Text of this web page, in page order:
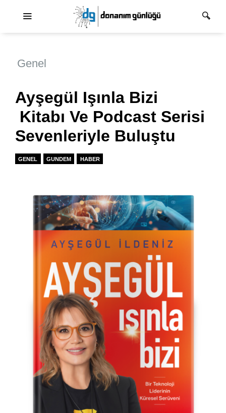
Genel
Ayşegül Işınla Bizi
Kitabı Ve Podcast Serisi
Sevenleriyle Buluştu
GENEL GUNDEM HABER